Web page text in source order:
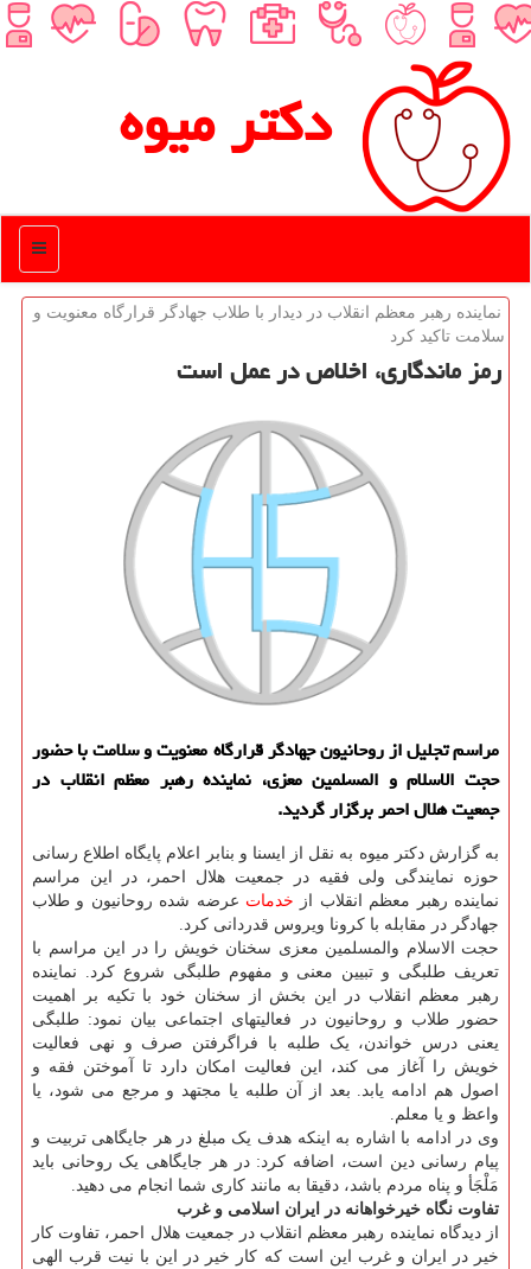
دكتر میوه
منو
نماینده رهبر معظم انقلاب در دیدار با طلاب جهادگر قرارگاه معنویت و
سلامت تاكید كرد
رمز ماندگاری، اخلاص در عمل است
مراسم تجلیل از روحانیون جهادگر قرارگاه معنویت و سلامت با حضور
حجت الاسلام و المسلمین معزی، نماینده رهبر معظم انقلاب در
جمعیت هلال احمر برگزار گردید.
به گزارش دکتر میوه به نقل از ایسنا و بنابر اعلام پایگاه اطلاع رسانی
حوزه نمایندگی ولی فقیه در جمعیت هلال احمر، در این مراسم
نماینده رهبر معظم انقلاب از خدمات عرضه شده روحانیون و طلاب
جهادگر در مقابله با کرونا ویروس قدردانی کرد.
حجت الاسلام والمسلمین معزی سخنان خویش را در این مراسم با
تعریف طلبگی و تبیین معنی و مفهوم طلبگی شروع کرد. نماینده
رهبر معظم انقلاب در این بخش از سخنان خود با تکیه بر اهمیت
حضور طلاب و روحانیون در فعالیتهای اجتماعی بیان نمود: طلبگی
یعنی درس خواندن، یک طلبه با فراگرفتن صرف و نهی فعالیت
خویش را آغاز می کند، این فعالیت امکان دارد تا آموختن فقه و
اصول هم ادامه یابد. بعد از آن طلبه یا مجتهد و مرجع می شود، یا
واعظ و یا معلم.
وی در ادامه با اشاره به اینکه هدف یک مبلغ در هر جایگاهی تربیت و
پیام رسانی دین است، اضافه کرد: در هر جایگاهی یک روحانی باید
مَلْجَأ و پناه مردم باشد، دقیقا به مانند کاری شما انجام می دهید.
تفاوت نگاه خیرخواهانه در ایران اسلامی و غرب
از دیدگاه نماینده رهبر معظم انقلاب در جمعیت هلال احمر، تفاوت کار
خیر در ایران و غرب این است که کار خیر در این با نیت قرب الهی